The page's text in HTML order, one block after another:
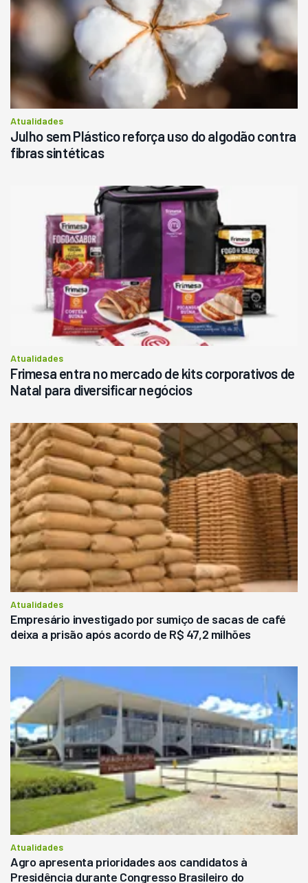
Atualidades
Julho sem Plástico reforça uso do algodão contra
fibras sintéticas
Atualidades
Frimesa entra no mercado de kits corporativos de
Natal para diversificar negócios
Atualidades
Empresário investigado por sumiço de sacas de café
deixa a prisão após acordo de R$ 47,2 milhões
Atualidades
Agro apresenta prioridades aos candidatos à
Presidência durante Congresso Brasileiro do